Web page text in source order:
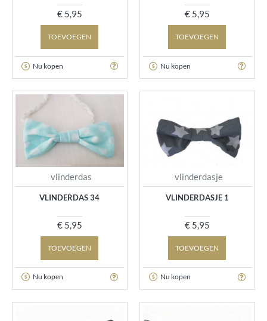
€ 5,95
TOEVOEGEN
Nu kopen
€ 5,95
TOEVOEGEN
Nu kopen
vlinderdas
VLINDERDAS 34
€ 5,95
TOEVOEGEN
Nu kopen
vlinderdasje
VLINDERDASJE 1
€ 5,95
TOEVOEGEN
Nu kopen